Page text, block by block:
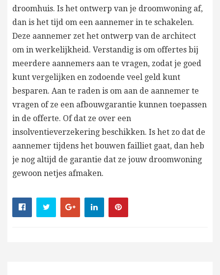
droomhuis. Is het ontwerp van je droomwoning af,
dan is het tijd om een aannemer in te schakelen.
Deze aannemer zet het ontwerp van de architect
om in werkelijkheid. Verstandig is om offertes bij
meerdere aannemers aan te vragen, zodat je goed
kunt vergelijken en zodoende veel geld kunt
besparen. Aan te raden is om aan de aannemer te
vragen of ze een afbouwgarantie kunnen toepassen
in de offerte. Of dat ze over een
insolventieverzekering beschikken. Is het zo dat de
aannemer tijdens het bouwen failliet gaat, dan heb
je nog altijd de garantie dat ze jouw droomwoning
gewoon netjes afmaken.